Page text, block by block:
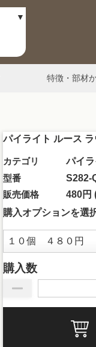
特徴・部材
パイライト ルース
カテゴリ
パイラ
型番
S282-
販売価格
480円
購入オプションを選
購入数